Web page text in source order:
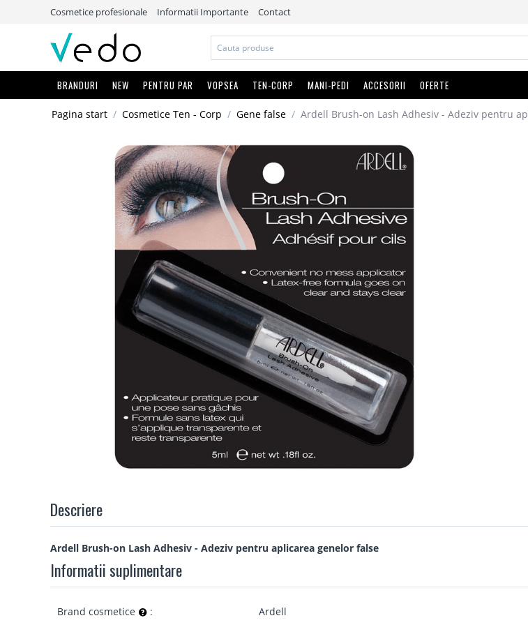
Cosmetice profesionale Informatii Importante Contact
BRANDURI NEW PENTRU PAR VOPSEA TEN-CORP MANI-PEDI ACCESORII OFERTE
Pagina start / Cosmetice Ten - Corp / Gene false / Ardell Brush-on Lash Adhesiv - Adeziv pentru
Descriere
Ardell Brush-on Lash Adhesiv - Adeziv pentru aplicarea genelor false
Informatii suplimentare
Brand cosmetice : Ardell